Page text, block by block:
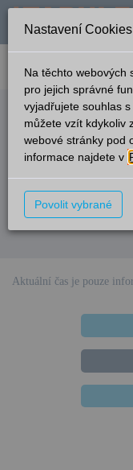
verze: 2.0.6 podpora:
English
Odjezdy
Hodonín
Čas/Aktuální Vlak/
Omlouváme se, v
Aktuální čas je pouze
Nastavení Cookies
Na těchto webových
pro jejich správné
vyjadřujete souhlas
můžete vzít kdykoliv
webové stránky pod
informace najdete v
Povolit vybrané